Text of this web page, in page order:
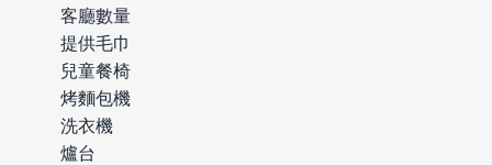
客廳數量
提供毛巾
兒童餐椅
烤麵包機
洗衣機
爐台